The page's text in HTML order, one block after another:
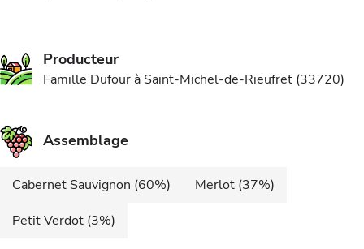
Producteur
Famille Dufour à Saint-Michel-de-Rieufret (33720)
Assemblage
Cabernet Sauvignon (60%)
Merlot (37%)
Petit Verdot (3%)